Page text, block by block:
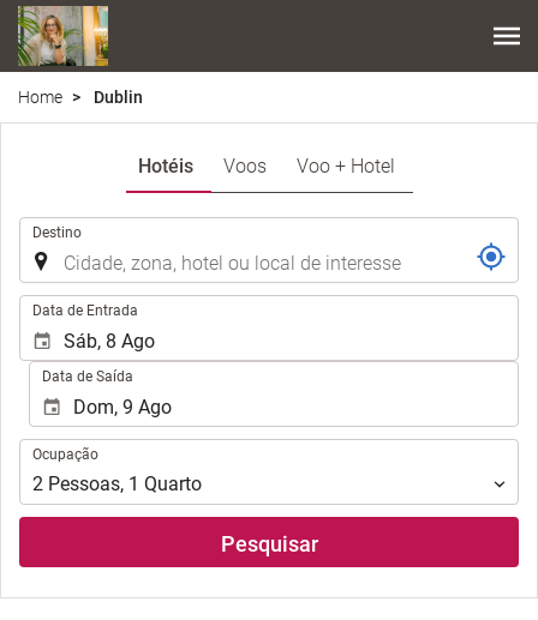
Home Dublin
Hotéis Voos Voo + Hotel
Destino
Data de Entrada
Data de Saída
Ocupação
Ocupação
2 Pessoas, 1 Quarto
Pesquisar